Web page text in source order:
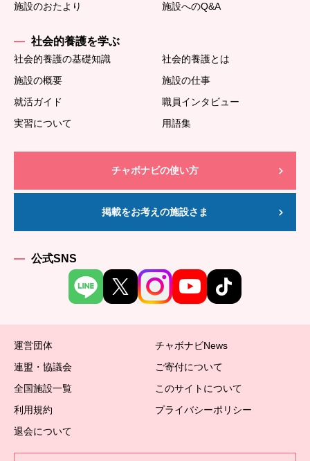
施設のおたより
施設へのQ&A
社会的養護を学ぶ
社会的養護の基礎知識
社会的養護とは
施設の概要
施設の仕事
就活ガイド
職員インタビュー
実習について
用語集
チャボナビの使い方
掲載をお考えの施設さま
公式SNS
運営団体
チャボナビNews
連盟・協議会
ご寄付について
全国施設一覧
このサイトについて
利用規約
プライバシーポリシー
退会について